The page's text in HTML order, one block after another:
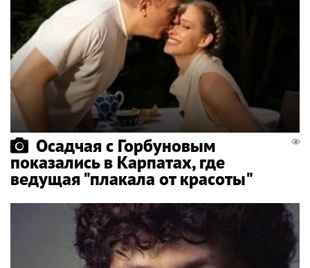
Осадчая с Горбуновым
показались в Карпатах, где
ведущая "плакала от красоты"